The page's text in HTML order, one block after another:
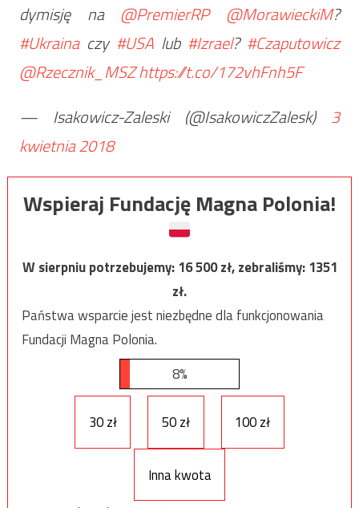
dymisję na @PremierRP @MorawieckiM?
#Ukrainaczy #USA lub #Izrael? #Czaputowicz
@Rzecznik_MSZhttps://t.co/172vhFnh5F
— Isakowicz-Zaleski (@IsakowiczZalesk) 3
kwietnia 2018
Wspieraj Fundację Magna Polonia!
W sierpniu potrzebujemy:16 500zł, zebraliśmy:1351
zł.
Państwa wsparcie jest niezbędne dla funkcjonowania
Fundacji Magna Polonia.
8%
30 zł 50 zł 100 zł
Inna kwota